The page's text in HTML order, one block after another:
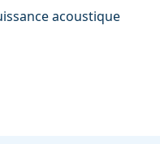
acoustique